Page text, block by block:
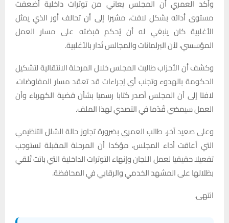
وأكد العمري أن المجلس يعاني من توترات داخلية أضعفت
مستوى أدائه بشكل لافت، مشيرا إلى أن تحالف أور الذي يمثل
الأغلبية كان ينبغي له أن يُحكم قبضته على مسار العمل
المؤسسي، لأن البرلمانات والمجالس تُدار بالأغلبية.
وكشف أن الأحزاب طالبت المجلس خلال المرحلة الانتقالية لتشكيل
الحكومة بالهدوء وتجنب أي إجراءات قد تعقد مسار المفاوضات،
لافتا إلى أن المجلس أصدر كتابا رسميا بشأن قضية الكهرباء وأن
العمل سيمضي قُدُما في التصدي لهذا الملف.
وعلى صعيد آخر، طالب العمري بضرورة تجاوز حالة الشلل التنظيمي
التي أعاقت أداء المجلس، مؤكدا أن المرحلة المقبلة تستوجب
تفعيلا حقيقيا لعمل اللجان وإنهاء التوترات الداخلية التي باتت تُلقي
بظلالها على المشهد الخدمي والرقابي في المحافظة.
انتهى.